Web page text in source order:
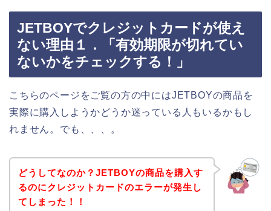
JETBOYでクレジットカードが使え
ない理由１．「有効期限が切れてい
ないかをチェックする！」
こちらのページをご覧の方の中にはJETBOYの商品を
実際に購入しようかどうか迷っている人もいるかもし
れません。でも、、、。
どうしてなのか？JETBOYの商品を購入す
るのにクレジットカードのエラーが発生し
てしまった！！